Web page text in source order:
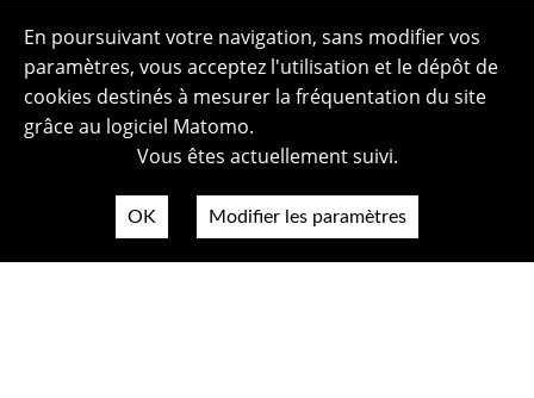
En poursuivant votre navigation, sans modifier vos
paramètres, vous acceptez l'utilisation et le dépôt de
cookies destinés à mesurer la fréquentation du site
grâce au logiciel Matomo.
Vous êtes actuellement suivi.
OK Modifier les paramètres